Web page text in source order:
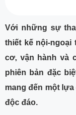
Với những sự
thiết kế nội-ngoại
cơ, vận hành và
phiên bản đặc
mang đến một
độc đáo.